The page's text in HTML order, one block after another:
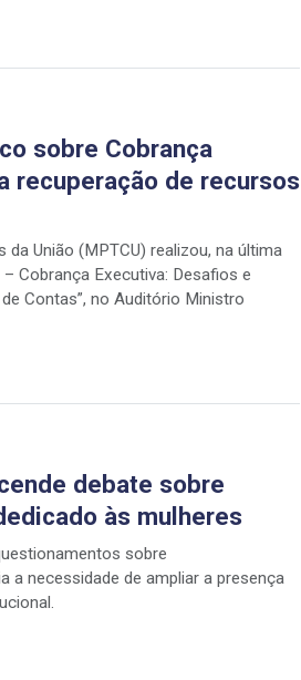
sobre Cobrança
recuperação de recursos
União (MPTCU) realizou, na última
Cobrança Executiva: Desafios e
Contas”, no Auditório Ministro
debate sobre
às mulheres
sobre
a necessidade de ampliar a presença